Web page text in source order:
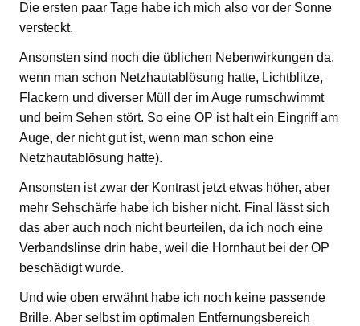
Die ersten paar Tage habe ich mich also vor der Sonne
versteckt.
Ansonsten sind noch die üblichen Nebenwirkungen da,
wenn man schon Netzhautablösung hatte, Lichtblitze,
Flackern und diverser Müll der im Auge rumschwimmt
und beim Sehen stört. So eine OP ist halt ein Eingriff am
Auge, der nicht gut ist, wenn man schon eine
Netzhautablösung hatte).
Ansonsten ist zwar der Kontrast jetzt etwas höher, aber
mehr Sehschärfe habe ich bisher nicht. Final lässt sich
das aber auch noch nicht beurteilen, da ich noch eine
Verbandslinse drin habe, weil die Hornhaut bei der OP
beschädigt wurde.
Und wie oben erwähnt habe ich noch keine passende
Brille. Aber selbst im optimalen Entfernungsbereich